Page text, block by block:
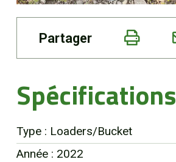
Partager
Spécifications
Type : Loaders/Bucket
Année : 2022
Actualités
Nous joindre
EN